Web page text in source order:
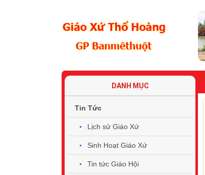
DANH MỤC
Tin Tức
Lịch sử Giáo Xứ
Sinh Hoạt Giáo Xứ
Tin tức Giáo Hội